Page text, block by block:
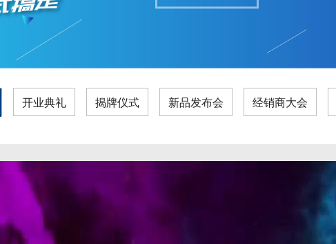
开业典礼 揭牌仪式 新品发布会 经销商大会